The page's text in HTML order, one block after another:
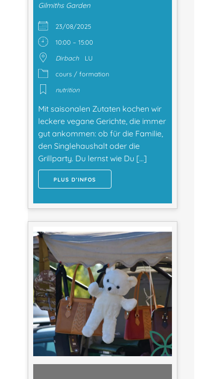
Gilmiths Garden
23/08/2025
10:00 – 15:00
Dirbach
LU
cours / formation
nutrition
Mit saisonalen Zutaten kochen wir
leckere vegane Gerichte, die immer
gut ankommen: ob für die Familie,
den Singlehaushalt oder die
Grillparty. Du lernst wie Du […]
PLUS D’INFOS